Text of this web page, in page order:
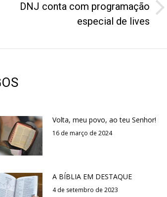
Próximo
DNJ conta com programação
especial de lives
Volta, meu povo, ao teu Senhor!
16 de março de 2024
A BÍBLIA EM DESTAQUE
4 de setembro de 2023